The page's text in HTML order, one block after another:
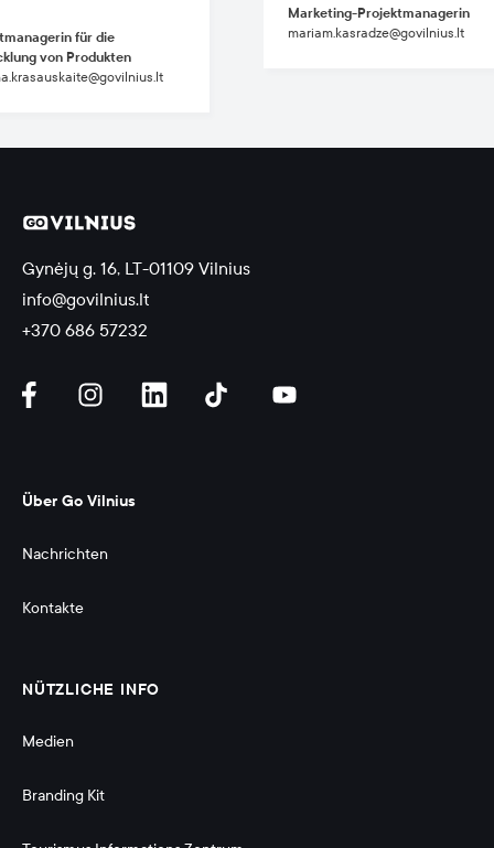
für die
von Produkten
Marketing-Projektmanagerin
mariam.kasradze@govilnius.lt
Gynėjų g. 16, LT-01109 Vilnius
info@govilnius.lt
+370 686 57232
Über Go Vilnius
Nachrichten
Kontakte
NÜTZLICHE INFO
Medien
Branding Kit